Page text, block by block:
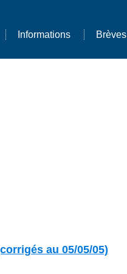
Informations Brèves
au 05/05/05)